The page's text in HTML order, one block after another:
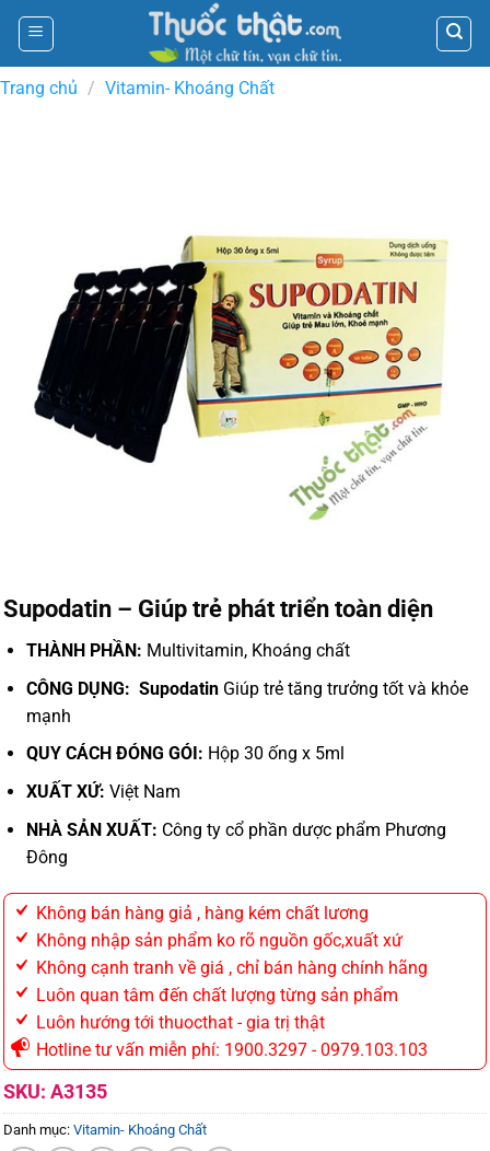
Skip
content
Trang chủ / Vitamin- Khoáng Chất
Supodatin – Giúp trẻ phát triển toàn diện
THÀNH PHẦN: Multivitamin, Khoáng chất
CÔNG DỤNG: Supodatin Giúp trẻ tăng trưởng tốt và khỏe
mạnh
QUY CÁCH ĐÓNG GÓI: Hộp 30 ống x 5ml
XUẤT XỨ: Việt Nam
NHÀ SẢN XUẤT: Công ty cổ phần dược phẩm Phương
Đông
Không bán hàng giả , hàng kém chất lương
Không nhập sản phẩm ko rõ nguồn gốc,xuất xứ
Không cạnh tranh về giá , chỉ bán hàng chính hãng
Luôn quan tâm đến chất lượng từng sản phẩm
Luôn hướng tới thuocthat - gia trị thật
Hotline tư vấn miễn phí: 1900.3297 - 0979.103.103
SKU: A3135
Danh mục: Vitamin- Khoáng Chất